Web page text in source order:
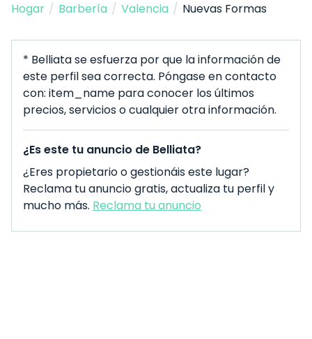
Hogar / Barbería / Valencia / Nuevas Formas
* Belliata se esfuerza por que la información de
este perfil sea correcta. Póngase en contacto
con: item_name para conocer los últimos
precios, servicios o cualquier otra información.
¿Es este tu anuncio de Belliata?
¿Eres propietario o gestionáis este lugar?
Reclama tu anuncio gratis, actualiza tu perfil y
mucho más. Reclama tu anuncio